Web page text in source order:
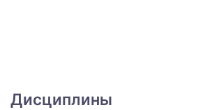
Дисциплины